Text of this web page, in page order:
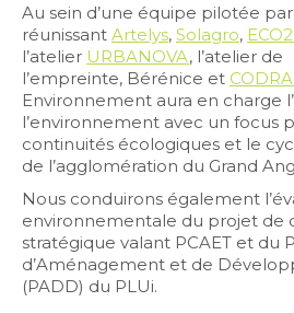
Au sein d’une équipe pilotée par
réunissant Artelys, Solagro,
l’atelier URBANOVA, l’atelier de
l’empreinte, Bérénice et
Environnement aura en charge
l’environnement avec un focus
continuités écologiques et le
de l’agglomération du Grand
Nous conduirons également
environnementale du projet de
stratégique valant PCAET et du
d’Aménagement et de
(PADD) du PLUi.